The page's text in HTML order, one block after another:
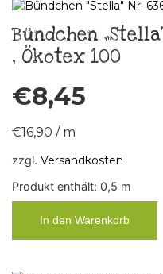
Bündchen
, Ökotex 100
€8,45
€16,90 / m
zzgl. Versandkosten
Produkt enthält: 0,5 m
In den Warenkorb